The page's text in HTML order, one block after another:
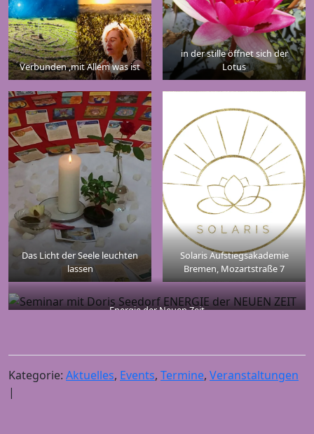
Verbunden ,mit Allem was ist
in der stille öffnet sich der
Lotus
Das Licht der Seele leuchten
lassen
Solaris Aufstiegsakademie
Bremen, Mozartstraße 7
Energie der Neuen Zeit
Kategorie: Aktuelles, Events, Termine, Veranstaltungen
|